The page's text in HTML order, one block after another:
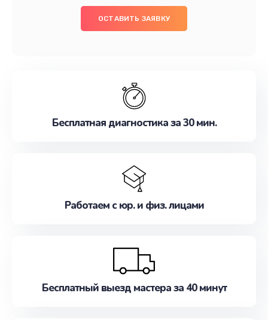
ОСТАВИТЬ ЗАЯВКУ
Бесплатная диагностика за 30 мин.
Работаем с юр. и физ. лицами
Бесплатный выезд мастера за 40 минут